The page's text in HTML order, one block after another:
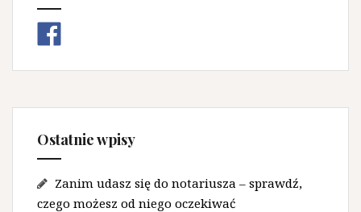
Ostatnie wpisy
Zanim udasz się do notariusza – sprawdź,
czego możesz od niego oczekiwać